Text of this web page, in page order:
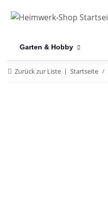
Garten & Hobby
Zurück zur Liste Startseite